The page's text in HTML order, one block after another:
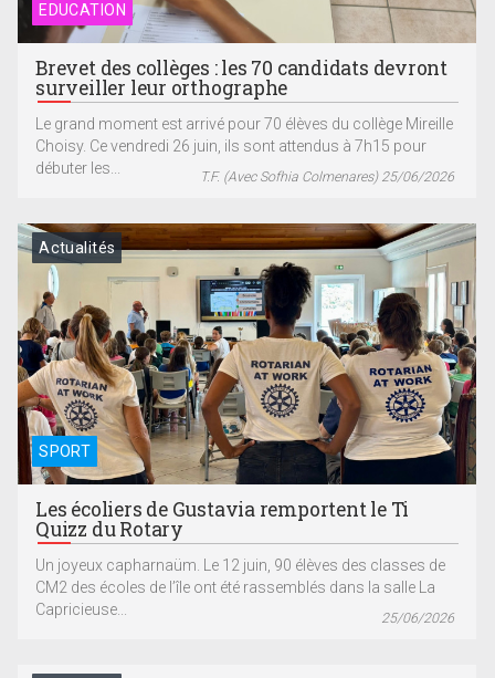
EDUCATION
Brevet des collèges : les 70 candidats devront
surveiller leur orthographe
Le grand moment est arrivé pour 70 élèves du collège Mireille
Choisy. Ce vendredi 26 juin, ils sont attendus à 7h15 pour
débuter les...
T.F. (Avec Sofhia Colmenares) 25/06/2026
SPORT
Actualités
Les écoliers de Gustavia remportent le Ti
Quizz du Rotary
Un joyeux capharnaüm. Le 12 juin, 90 élèves des classes de
CM2 des écoles de l’île ont été rassemblés dans la salle La
Capricieuse...
25/06/2026